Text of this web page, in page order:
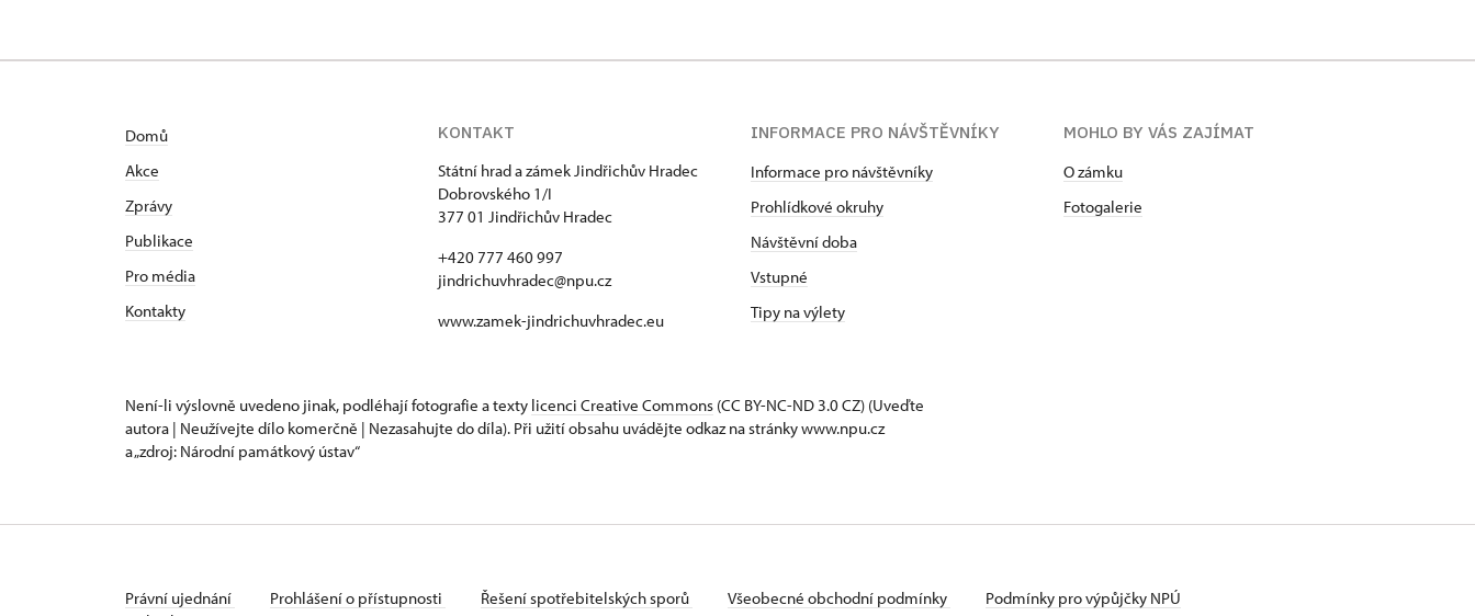
Domů
Akce
Zprávy
Publikace
Pro média
Kontakty
KONTAKT
Státní hrad a zámek Jindřichův Hradec
Dobrovského 1/I
377 01 Jindřichův Hradec
+420 777 460 997
jindrichuvhradec@npu.cz
www.zamek-jindrichuvhradec.eu
INFORMACE PRO NÁVŠTĚVNÍKY
Informace pro návštěvníky
Prohlídkové okruhy
Návštěvní doba
Vstupné
Tipy na výlety
MOHLO BY VÁS ZAJÍMAT
O zámku
Fotogalerie
Není-li výslovně uvedeno jinak, podléhají fotografie a texty licenci Creative Commons (CC BY-NC-ND 3.0 CZ) (Uveďte
autora | Neužívejte dílo komerčně | Nezasahujte do díla). Při užití obsahu uvádějte odkaz na stránky www.npu.cz
a „zdroj: Národní památkový ústav“
Právní ujednání Prohlášení o přístupnosti Řešení spotřebitelských sporů Všeobecné obchodní podmínky
Podmínky pro výpůjčky NPÚ